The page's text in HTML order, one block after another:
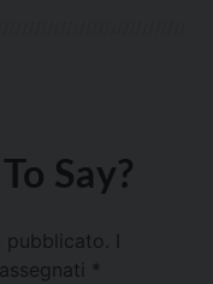
Say?
pubblicato.
*